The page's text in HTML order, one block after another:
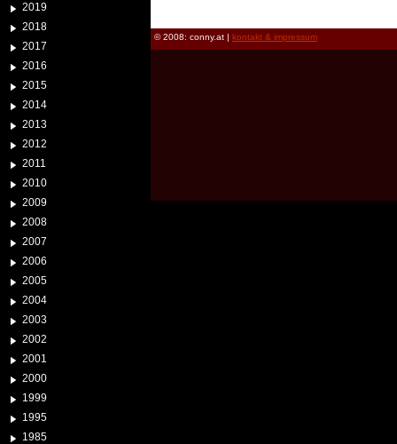
2019
2018
2017
2016
2015
2014
2013
2012
2011
2010
2009
2008
2007
2006
2005
2004
2003
2002
2001
2000
1999
1995
1985
© 2008: conny.at | kontakt & impressum